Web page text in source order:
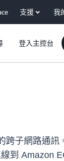
支援 我
登入主控台
跨子網路通訊
到 Amazon